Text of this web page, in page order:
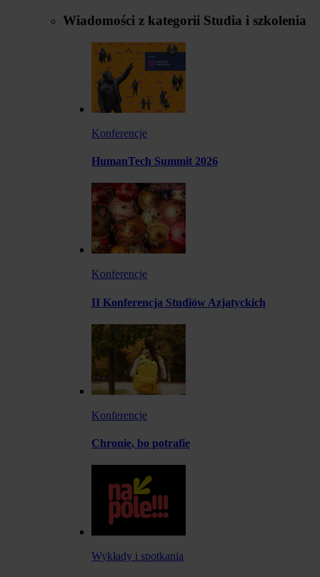
Wiadomości z kategorii Studia i szkolenia
Konferencje
HumanTech Summit 2026
Konferencje
II Konferencja Studiów Azjatyckich
Konferencje
Chronię, bo potrafię
Wykłady i spotkania